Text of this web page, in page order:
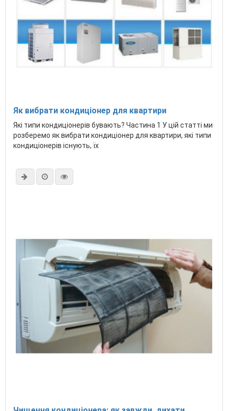
Як вибрати кондиціонер для квартири
Які типи кондиціонерів бувають? Частина 1 У цій статті ми
розберемо як вибрати кондиціонер для квартири, які типи
кондиціонерів існують, їх